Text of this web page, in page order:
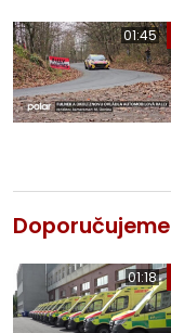
01:45
Doporučujeme
01:18